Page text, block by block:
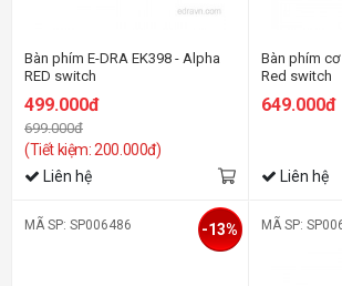
Bàn phím E-DRA EK398 - Alpha
RED switch
499.000đ
699.000đ
(Tiết kiệm: 200.000đ)
Liên hệ
Bàn phím cơ
Red switch
649.000đ
Liên hệ
MÃ SP: SP006486 -13% MÃ SP: